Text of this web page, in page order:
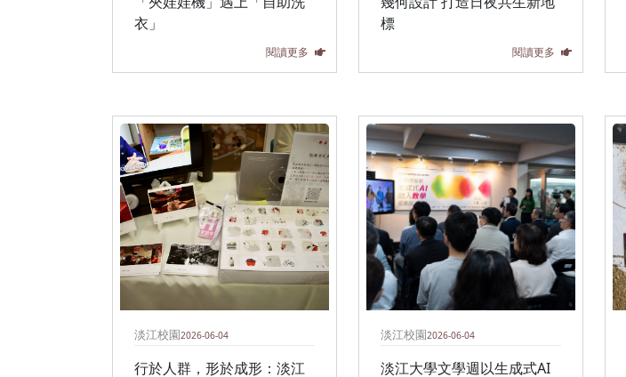
衣」
閱讀更多
標
閱讀更多
淡江校園2026-06-04
行於人群，形於成形：淡江
淡江校園2026-06-04
淡江大學文學週以生成式AI